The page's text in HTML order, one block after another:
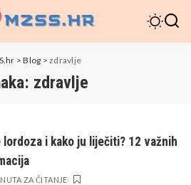
>Blog >zdravlje
zdravlje
lordoza i kako ju liječiti? 12 važnih
ZA ČITANJE